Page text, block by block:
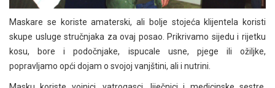
Maskare se koriste amaterski, ali bolje stojeća klijentela koristi
skupe usluge stručnjaka za ovaj posao. Prikrivamo sijedu i rijetku
kosu, bore i podočnjake, ispucale usne, pjege ili ožiljke,
popravljamo opći dojam o svojoj vanjštini, ali i nutrini.